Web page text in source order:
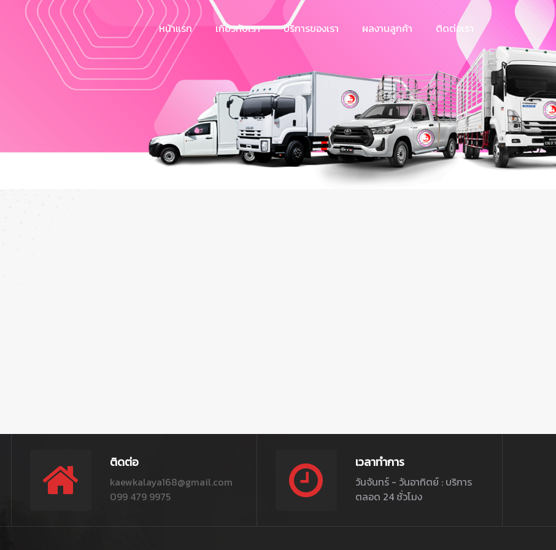
หน้าแรก เกี่ยวกับเรา บริการของเรา ผลงานลูกค้า ติดต่อเรา
ติดต่อ
kaewkalaya168@gmail.com
099 479 9975
เวลาทำการ
วันจันทร์ - วันอาทิตย์ : บริการ
ตลอด 24 ชั่วโมง